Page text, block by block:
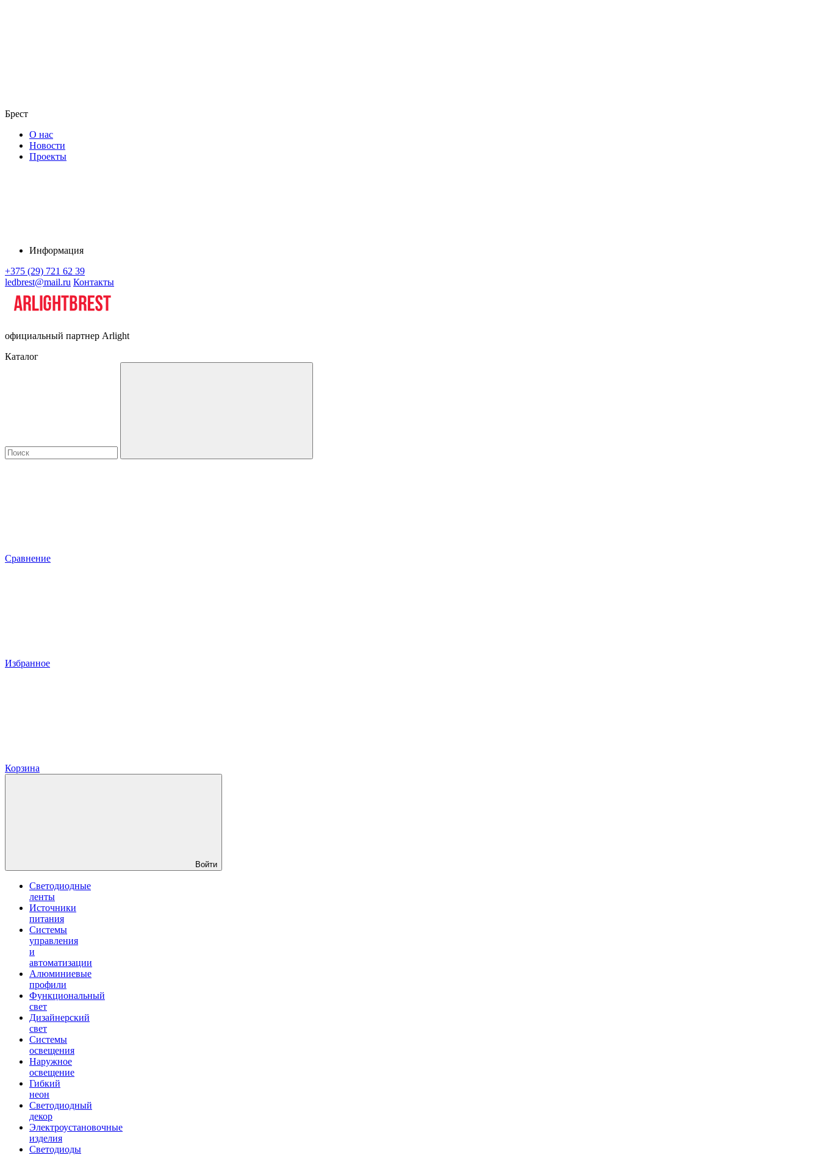
Брест
О нас
Новости
Проекты
Информация
+375 (29) 721 62 39
ledbrest@mail.ru Контакты
официальный партнер Arlight
Каталог
Сравнение
Избранное
Корзина
Войти
Светодиодные
ленты
Источники
питания
Системы
управления
и
автоматизации
Алюминиевые
профили
Функциональный
свет
Дизайнерский
свет
Системы
освещения
Наружное
освещение
Гибкий
неон
Светодиодный
декор
Электроустановочные
изделия
Светодиоды